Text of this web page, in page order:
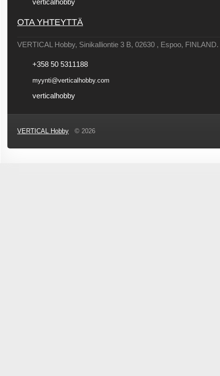
verticalhobby
OTA YHTEYTTÄ
VERTICAL Hobby, Sinikalliontie 3 B, 02630 , Espoo, FINLAND.
+358 50 5311188
myynti@verticalhobby.com
verticalhobby
VERTICAL Hobby © 2026